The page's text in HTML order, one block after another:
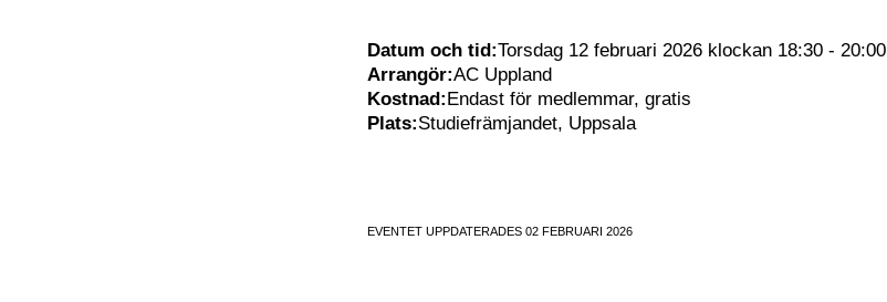
Datum och tid:Torsdag 12 februari 2026 klockan 18:30 - 20:00
Arrangör:AC Uppland
Kostnad:Endast för medlemmar, gratis
Plats:Studiefrämjandet, Uppsala
EVENTET UPPDATERADES 02 FEBRUARI 2026